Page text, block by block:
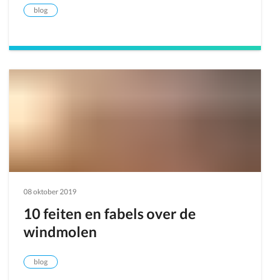
blog
08 oktober 2019
10 feiten en fabels over de
windmolen
blog